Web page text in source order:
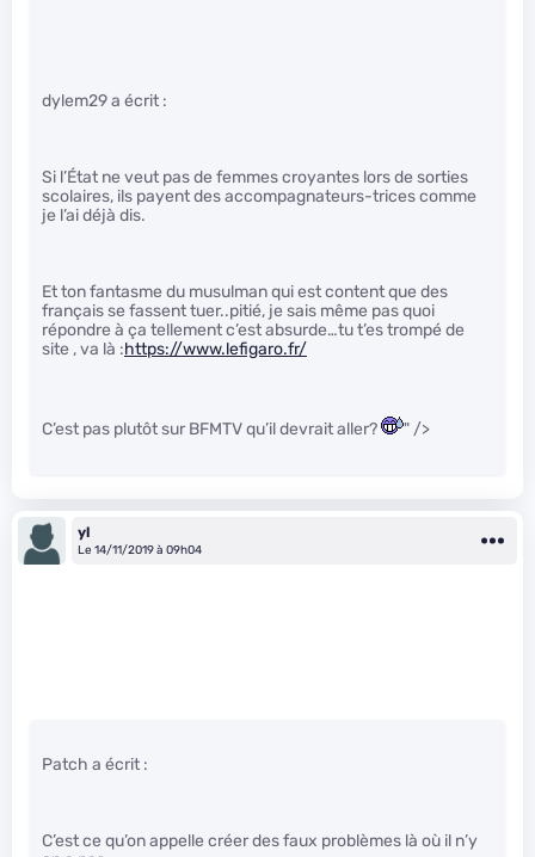
dylem29 a écrit :
Si l’État ne veut pas de femmes croyantes lors de sorties
scolaires, ils payent des accompagnateurs-trices comme
je l’ai déjà dis.
Et ton fantasme du musulman qui est content que des
français se fassent tuer..pitié, je sais même pas quoi
répondre à ça tellement c’est absurde…tu t’es trompé de
site , va là :https://www.lefigaro.fr/
C’est pas plutôt sur BFMTV qu’il devrait aller? " />
yl
Le 14/11/2019 à 09h04
Patch a écrit :
C’est ce qu’on appelle créer des faux problèmes là où il n’y